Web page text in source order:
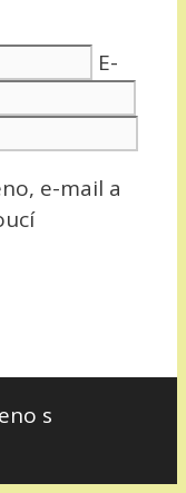
E-
e-mail a
s